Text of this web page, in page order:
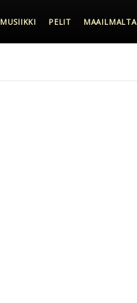
MUSIIKKI PELIT MAAILMALTA